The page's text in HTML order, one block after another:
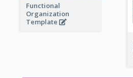
Functional
Organization
Template